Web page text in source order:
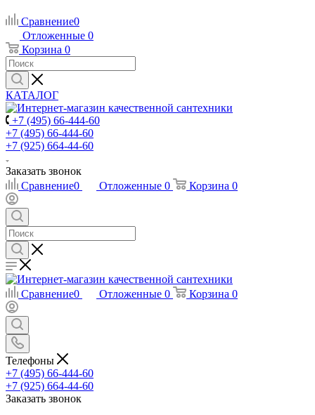
Сравнение0
Отложенные 0
Корзина 0
КАТАЛОГ
+7 (495) 66-444-60
+7 (495) 66-444-60
+7 (925) 664-44-60
Заказать звонок
Сравнение0 Отложенные 0 Корзина 0
Сравнение0 Отложенные 0 Корзина 0
Телефоны
+7 (495) 66-444-60
+7 (925) 664-44-60
Заказать звонок